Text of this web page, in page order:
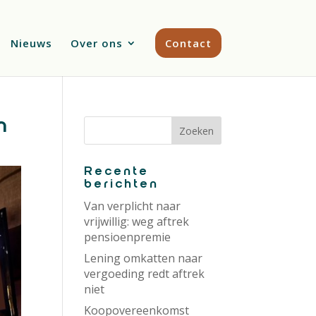
Nieuws Over ons Contact
Recente
berichten
Van verplicht naar
vrijwillig: weg aftrek
pensioenpremie
Lening omkatten naar
vergoeding redt aftrek
niet
Koopovereenkomst